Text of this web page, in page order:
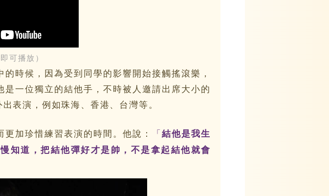
可播放）
候，因為受到同學的影響開始接觸搖滾樂，
一位獨立的結他手，不時被人邀請出席大小的
表演，例如珠海、香港、台灣等。
加珍惜練習表演的時間。他說： 「結他是我生
知道，把結他彈好才是帥，不是拿起結他就會